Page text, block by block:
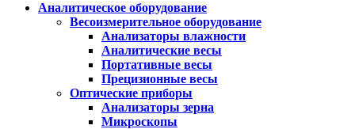
Аналитическое оборудование
Весоизмерительное оборудование
Анализаторы влажности
Аналитические весы
Портативные весы
Прецизионные весы
Оптические приборы
Анализаторы зерна
Микроскопы